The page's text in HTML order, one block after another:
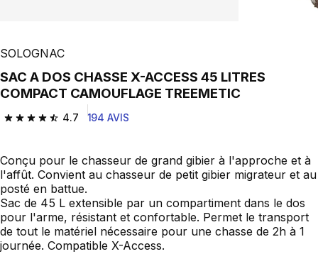
SOLOGNAC
SAC A DOS CHASSE X-ACCESS 45 LITRES
COMPACT CAMOUFLAGE TREEMETIC
4.7
4.7 out of 5 stars from 194 reviews
194 AVIS
Conçu pour le chasseur de grand gibier à l'approche et à
l'affût. Convient au chasseur de petit gibier migrateur et au
posté en battue.
Sac de 45 L extensible par un compartiment dans le dos
pour l'arme, résistant et confortable. Permet le transport
de tout le matériel nécessaire pour une chasse de 2h à 1
journée. Compatible X-Access.